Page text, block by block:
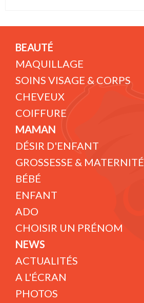
BEAUTÉ
MAQUILLAGE
SOINS VISAGE & CORPS
CHEVEUX
COIFFURE
MAMAN
DÉSIR D'ENFANT
GROSSESSE & MATERNITÉ
BÉBÉ
ENFANT
ADO
CHOISIR UN PRÉNOM
NEWS
ACTUALITÉS
A L'ÉCRAN
PHOTOS